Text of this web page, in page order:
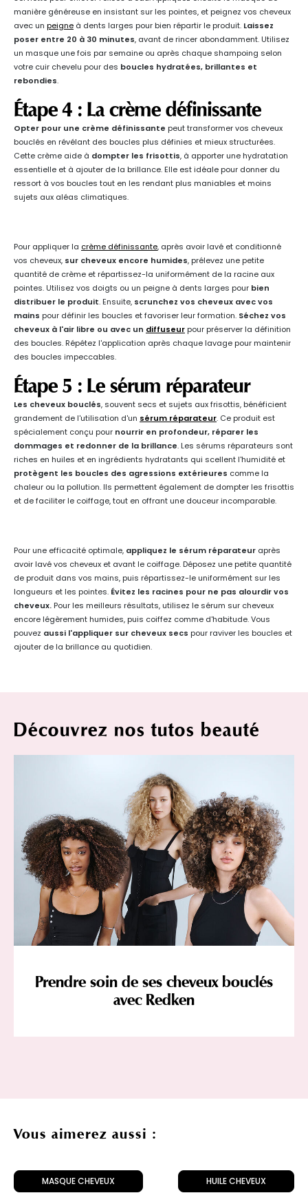
manière généreuse en insistant sur les pointes, et peignez vos cheveux
avec un peigne à dents larges pour bien répartir le produit. Laissez
poser entre 20 à 30 minutes, avant de rincer abondamment. Utilisez
un masque une fois par semaine ou après chaque shampoing selon
votre cuir chevelu pour des boucles hydratées, brillantes et
rebondies.
Étape 4 : La crème définissante
Opter pour une crème définissante peut transformer vos cheveux
bouclés en révélant des boucles plus définies et mieux structurées.
Cette crème aide à dompter les frisottis, à apporter une hydratation
essentielle et à ajouter de la brillance. Elle est idéale pour donner du
ressort à vos boucles tout en les rendant plus maniables et moins
sujets aux aléas climatiques.
Pour appliquer la crème définissante, après avoir lavé et conditionné
vos cheveux, sur cheveux encore humides, prélevez une petite
quantité de crème et répartissez-la uniformément de la racine aux
pointes. Utilisez vos doigts ou un peigne à dents larges pour bien
distribuer le produit. Ensuite, scrunchez vos cheveux avec vos
mains pour définir les boucles et favoriser leur formation. Séchez vos
cheveux à l'air libre ou avec un diffuseur pour préserver la définition
des boucles. Répétez l'application après chaque lavage pour maintenir
des boucles impeccables.
Étape 5 : Le sérum réparateur
Les cheveux bouclés, souvent secs et sujets aux frisottis, bénéficient
grandement de l'utilisation d'un sérum réparateur. Ce produit est
spécialement conçu pour nourrir en profondeur, réparer les
dommages et redonner de la brillance. Les sérums réparateurs sont
riches en huiles et en ingrédients hydratants qui scellent l'humidité et
protègent les boucles des agressions extérieures comme la
chaleur ou la pollution. Ils permettent également de dompter les frisottis
et de faciliter le coiffage, tout en offrant une douceur incomparable.
Pour une efficacité optimale, appliquez le sérum réparateur après
avoir lavé vos cheveux et avant le coiffage. Déposez une petite quantité
de produit dans vos mains, puis répartissez-le uniformément sur les
longueurs et les pointes. Évitez les racines pour ne pas alourdir vos
cheveux. Pour les meilleurs résultats, utilisez le sérum sur cheveux
encore légèrement humides, puis coiffez comme d'habitude. Vous
pouvez aussi l'appliquer sur cheveux secs pour raviver les boucles et
ajouter de la brillance au quotidien.
Découvrez nos tutos beauté
Prendre soin de ses cheveux bouclés
avec Redken
Vous aimerez aussi :
MASQUE CHEVEUX HUILE CHEVEUX